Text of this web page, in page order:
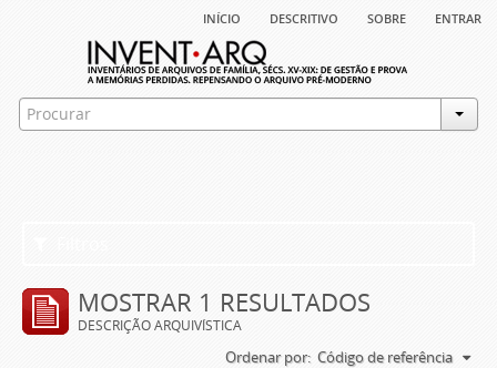
início descritivo sobre entrar
MOSTRAR 1 RESULTADOS
DESCRIÇÃO ARQUIVÍSTICA
Ordenar por: Código de referência